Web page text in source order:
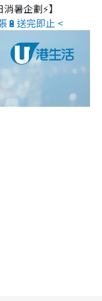
暑企劃⚡】
🔋送完即止 <